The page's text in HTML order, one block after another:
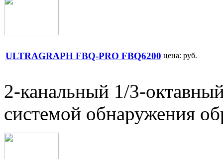
ULTRAGRAPH FBQ-PRO FBQ6200 цена: руб.
2-канальный 1/3-
системой обнаружения